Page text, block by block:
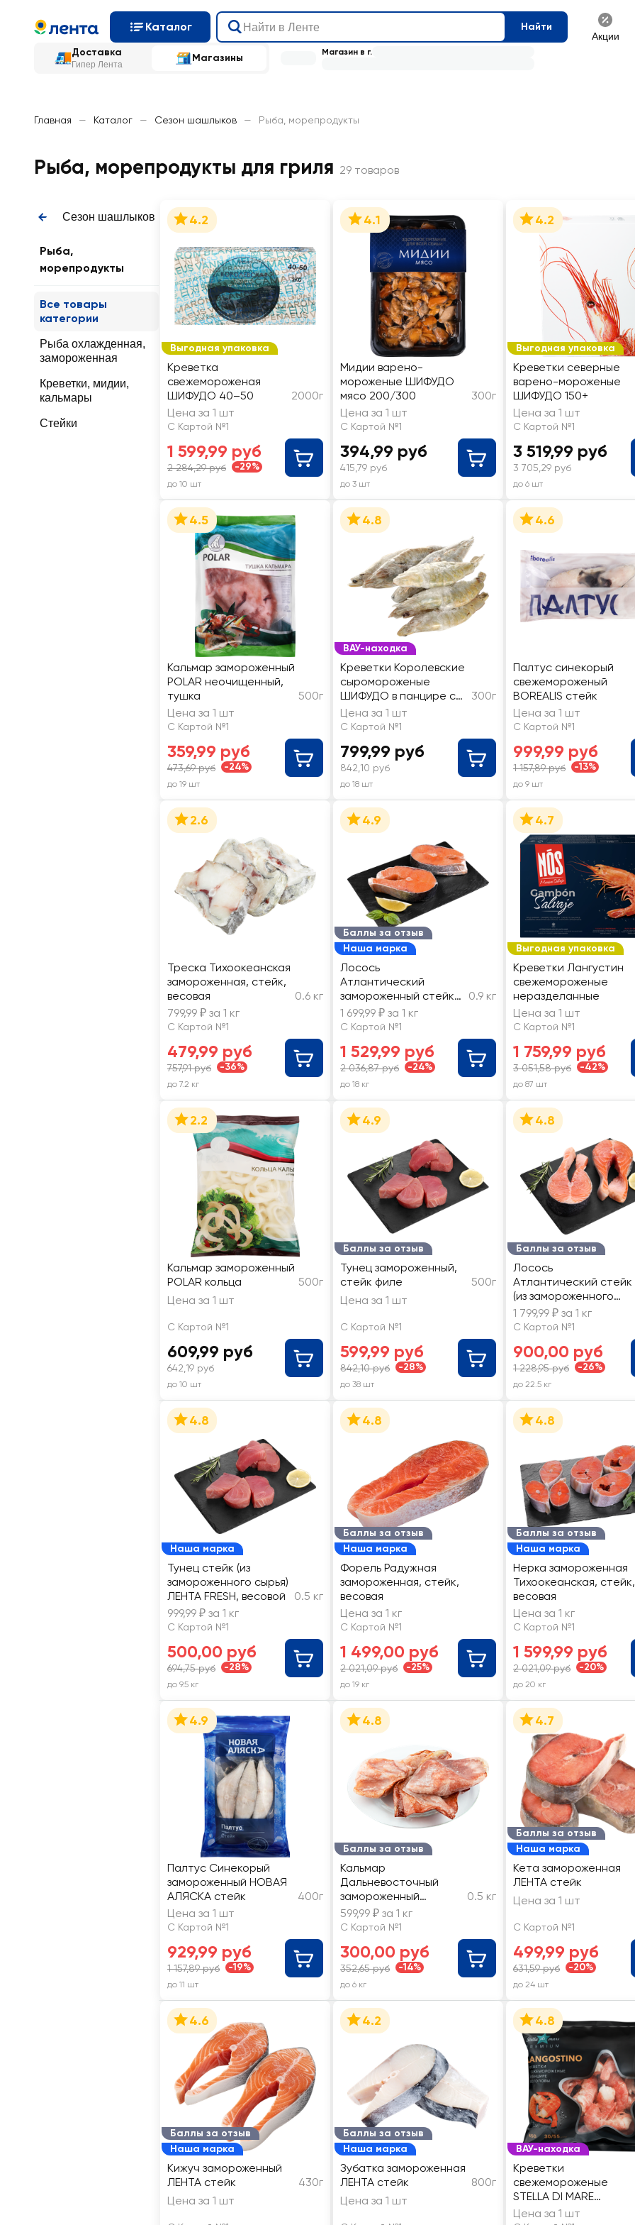
Каталог Найти
Акции
Доставка
Гипер Лента
Магазины Магазин в г.
Главная — Каталог — Сезон шашлыков — Рыба, морепродукты
Рыба, морепродукты для гриля 29 товаров
Сезон шашлыков
Рыба,
морепродукты
Все товары
категории
Рыба охлажденная,
замороженная
Креветки, мидии,
кальмары
Стейки
Выгодная упаковка
4.2
Креветка
свежемороженая
ШИФУДО 40–50
2000г
Цена за 1 шт
С Картой №1
1 599,99 руб
2 284,29 руб -29%
до 10 шт
4.1
Мидии варено-
мороженые ШИФУДО
мясо 200/300
300г
Цена за 1 шт
С Картой №1
394,99 руб
415,79 руб
до 3 шт
Выгодная упаковка
4.2
Креветки северные
варено-мороженые
ШИФУДО 150+
Цена за 1 шт
С Картой №1
3 519,99 руб
3 705,29 руб
до 6 шт
4.5
Кальмар замороженный
POLAR неочищенный,
тушка
500г
Цена за 1 шт
С Картой №1
359,99 руб
473,69 руб -24%
до 19 шт
ВАУ-находка
4.8
Креветки Королевские
сыромороженые
ШИФУДО в панцире с
головой с разрезом на
спинке, бабочка
300г
Цена за 1 шт
С Картой №1
799,99 руб
842,10 руб
до 18 шт
4.6
Палтус синекорый
свежемороженый
BOREALIS стейк
Цена за 1 шт
С Картой №1
999,99 руб
1 157,89 руб -13%
до 9 шт
2.6
Треска Тихоокеанская
замороженная, стейк,
весовая
0.6 кг
799,99 ₽ за 1 кг
С Картой №1
479,99 руб
757,91 руб -36%
до 7.2 кг
Баллы за отзыв
Наша марка
4.9
Лосось
Атлантический
замороженный стейк
ЛЕНТА FRESH, весовой
0.9 кг
1 699,99 ₽ за 1 кг
С Картой №1
1 529,99 руб
2 036,87 руб -24%
до 18 кг
Выгодная упаковка
4.7
Креветки Лангустин
свежемороженые
неразделанные
Цена за 1 шт
С Картой №1
1 759,99 руб
3 051,58 руб -42%
до 87 шт
2.2
Кальмар замороженный
POLAR кольца
500г
Цена за 1 шт
С Картой №1
609,99 руб
642,19 руб
до 10 шт
Баллы за отзыв
4.9
Тунец замороженный,
стейк филе
500г
Цена за 1 шт
С Картой №1
599,99 руб
842,10 руб -28%
до 38 шт
Баллы за отзыв
4.8
Лосось
Атлантический стейк
(из замороженного
сырья) ЛЕНТА FRESH,
весовой
1 799,99 ₽ за 1 кг
С Картой №1
900,00 руб
1 228,95 руб -26%
до 22.5 кг
Наша марка
4.8
Тунец стейк (из
замороженного сырья)
ЛЕНТА FRESH, весовой
0.5 кг
999,99 ₽ за 1 кг
С Картой №1
500,00 руб
694,75 руб -28%
до 9.5 кг
Баллы за отзыв
Наша марка
4.8
Форель Радужная
замороженная, стейк,
весовая
Цена за 1 кг
С Картой №1
1 499,00 руб
2 021,09 руб -25%
до 19 кг
Баллы за отзыв
Наша марка
4.8
Нерка замороженная
Тихоокеанская, стейк,
весовая
Цена за 1 кг
С Картой №1
1 599,99 руб
2 021,09 руб -20%
до 20 кг
4.9
Палтус Синекорый
замороженный НОВАЯ
АЛЯСКА стейк
400г
Цена за 1 шт
С Картой №1
929,99 руб
1 157,89 руб -19%
до 11 шт
Баллы за отзыв
4.8
Кальмар
Дальневосточный
замороженный
неочищенный, тушка,
весовой
0.5 кг
599,99 ₽ за 1 кг
С Картой №1
300,00 руб
352,65 руб -14%
до 6 кг
Баллы за отзыв
Наша марка
4.7
Кета замороженная
ЛЕНТА стейк
Цена за 1 шт
С Картой №1
499,99 руб
631,59 руб -20%
до 24 шт
Баллы за отзыв
Наша марка
4.6
Кижуч замороженный
ЛЕНТА стейк
430г
Цена за 1 шт
Баллы за отзыв
Наша марка
4.2
Зубатка замороженная
ЛЕНТА стейк
800г
Цена за 1 шт
ВАУ-находка
4.8
Креветки
свежемороженые
STELLA DI MARE
Лангустин, в панцире
Цена за 1 шт